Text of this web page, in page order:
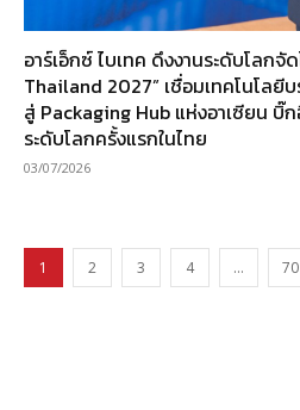
อาร์เอ็กซ์ ไบเทค ดึงงานระดับโลกจั
Thailand 2027” เชื่อมเทคโนโล
สู่ Packaging Hub แห่งอาเซียน บิ๊
ระดับโลกครั้งแรกในไทย
03/07/2026
1 2 3 4 … 70